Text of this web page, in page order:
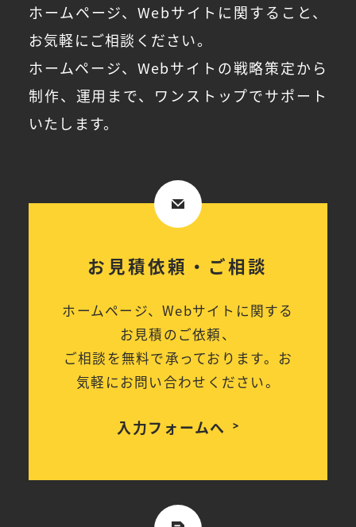
ホームページ、Webサイトに関すること、
お気軽にご相談ください。
ホームページ、Webサイトの戦略策定から
制作、運用まで、ワンストップでサポート
いたします。
お見積依頼・ご相談
ホームページ、Webサイトに関する
お見積のご依頼、
ご相談を無料で承っております。お
気軽にお問い合わせください。
入力フォームへ